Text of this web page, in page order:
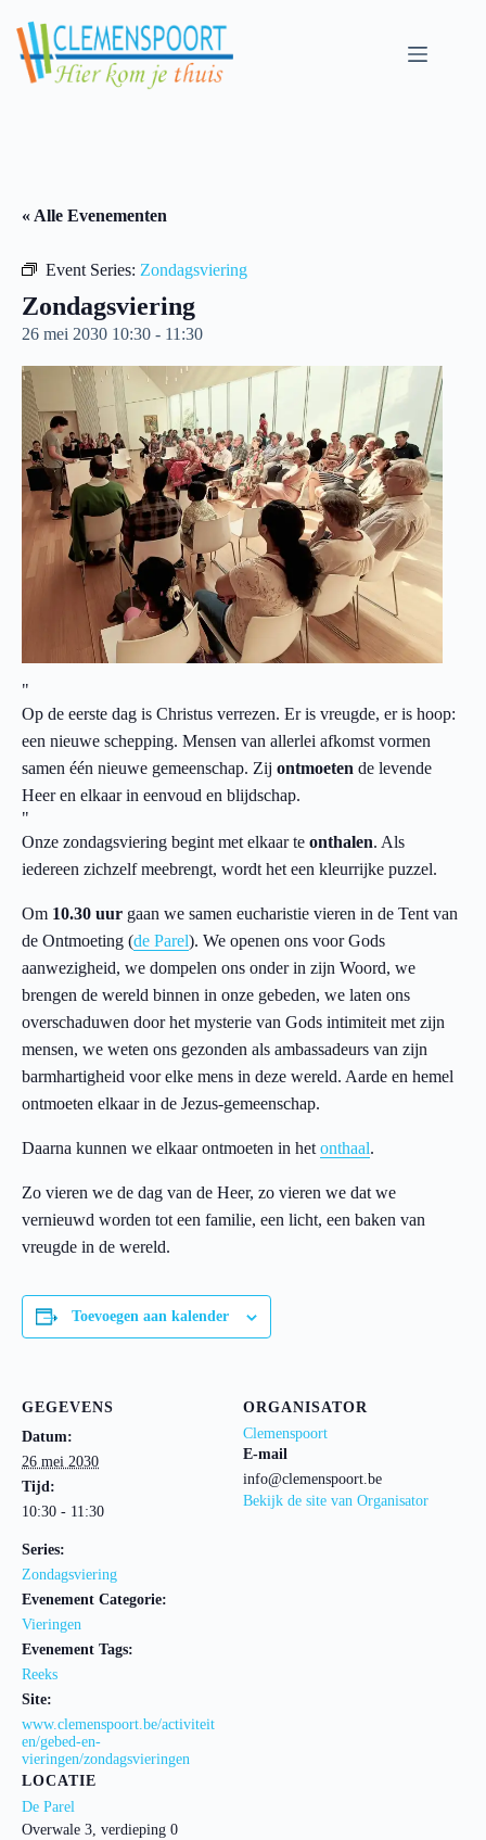
content
« Alle Evenementen
Event Series: Zondagsviering
Zondagsviering
26 mei 2030 10:30 - 11:30
Op de eerste dag is Christus verrezen. Er is vreugde, er is hoop:
een nieuwe schepping. Mensen van allerlei afkomst vormen
samen één nieuwe gemeenschap. Zij ontmoeten de levende
Heer en elkaar in eenvoud en blijdschap.
Onze zondagsviering begint met elkaar te onthalen. Als
iedereen zichzelf meebrengt, wordt het een kleurrijke puzzel.
Om 10.30 uur gaan we samen eucharistie vieren in de Tent van
de Ontmoeting (de Parel). We openen ons voor Gods
aanwezigheid, we dompelen ons onder in zijn Woord, we
brengen de wereld binnen in onze gebeden, we laten ons
overschaduwen door het mysterie van Gods intimiteit met zijn
mensen, we weten ons gezonden als ambassadeurs van zijn
barmhartigheid voor elke mens in deze wereld. Aarde en hemel
ontmoeten elkaar in de Jezus-gemeenschap.
Daarna kunnen we elkaar ontmoeten in het onthaal.
Zo vieren we de dag van de Heer, zo vieren we dat we
vernieuwd worden tot een familie, een licht, een baken van
vreugde in de wereld.
Toevoegen aan kalender
GEGEVENS
Datum:
26 mei 2030
Tijd:
10:30 - 11:30
Series:
Zondagsviering
Evenement Categorie:
Vieringen
Evenement Tags:
Reeks
Site:
www.clemenspoort.be/activiteit
en/gebed-en-
vieringen/zondagsvieringen
LOCATIE
De Parel
Overwale 3, verdieping 0
ORGANISATOR
Clemenspoort
E-mail
info@clemenspoort.be
Bekijk de site van Organisator